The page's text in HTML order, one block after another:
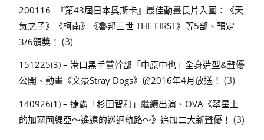
200116 -『第43屆日本奧斯卡』最佳動畫長片入圍：《天
氣之子》《柯南》《魯邦三世 THE FIRST》等5部、預定
3/6頒獎！ (3)
151225(3) – 港口黑手黨幹部「中原中也」全身造型&聲優
公開、動畫《文豪Stray Dogs》於2016年4月放送！ (3)
140926(1) – 捷霸「杉田智和」繼續出演、OVA《翠星上
的加爾岡緹亞～遙遠的巡迴航路～》追加二大新聲優！ (3)